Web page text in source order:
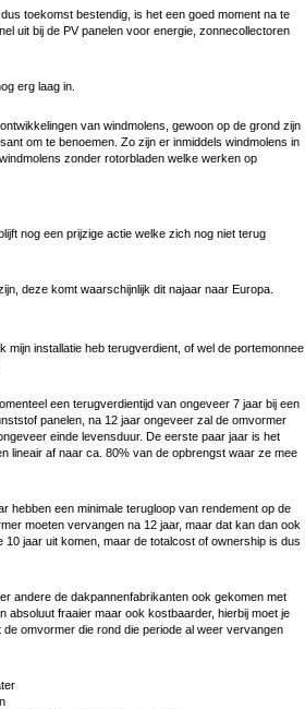
toekomst bestendig, is het een goed moment na te
uit bij de PV panelen voor energie, zonnecollectoren
erg laag in.
van windmolens, gewoon op de grond zijn
om te benoemen. Zo zijn er inmiddels windmolens in
zonder rotorbladen welke werken op
nog een prijzige actie welke zich nog niet terug
deze komt waarschijnlijk dit najaar naar Europa.
installatie heb terugverdient, of wel de portemonnee
een terugverdientijd van ongeveer 7 jaar bij een
panelen, na 12 jaar ongeveer zal de omvormer
einde levensduur. De eerste paar jaar is het
lineair af naar ca. 80% van de opbrengst waar ze mee
hebben een minimale terugloop van rendement op de
moeten vervangen na 12 jaar, maar dat kan dan ook
jaar uit komen, maar de totalcost of ownership is dus
andere de dakpannenfabrikanten ook gekomen met
fraaier maar ook kostbaarder, hierbij moet je
omvormer die rond die periode al weer vervangen